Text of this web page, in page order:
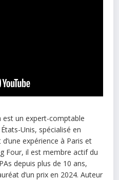
un expert-comptable
Unis, spécialisé en
expérience à Paris et
Four, il est membre actif du
depuis plus de 10 ans,
d’un prix en 2024. Auteur